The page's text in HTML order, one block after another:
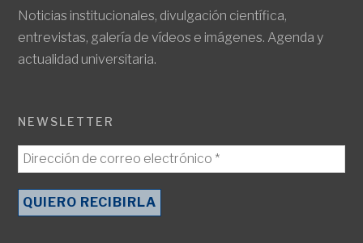
Noticias institucionales, divulgación científica,
entrevistas, galería de vídeos e imágenes. Agenda y
actualidad universitaria.
NEWSLETTER